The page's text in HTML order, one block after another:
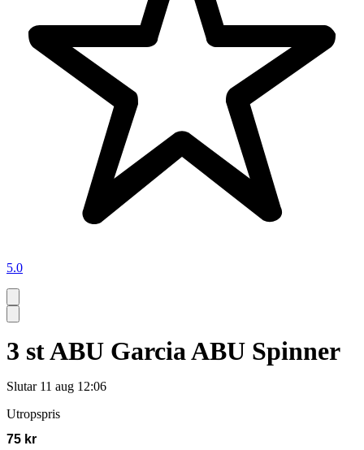
5.0
3 st ABU Garcia ABU Spinner
Slutar 11 aug 12:06
Utropspris
75 kr